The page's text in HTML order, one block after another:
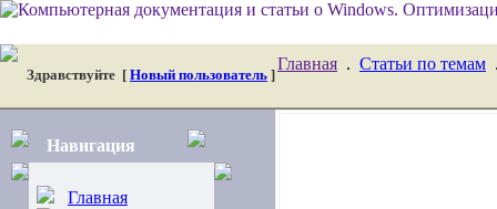
Здравствуйте [ Новый пользователь ]
Главная . Статьи по темам
Навигация
Главная